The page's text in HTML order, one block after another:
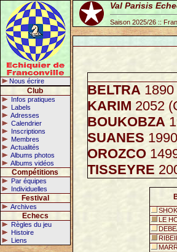
Nous écrire
Club
Infos pratiques
Labels
Adresses
Calendrier
Inscriptions
Membres
Actualités
Albums photos
Albums vidéos
Compétitions
Par équipes
Individuelles
Festival
Archives
Echecs
Règles du jeu
Histoire
Liens
Val Parisis
Saison 2025/26 ::
BELTRA
KARIM 2052
BOUKOBZA
SUANES
OROZCO
TISSEYRE
LE